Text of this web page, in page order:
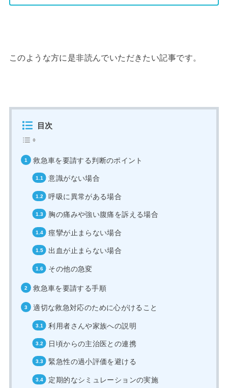
このような方に是非読んでいただきたい記事です。
目次
救急車を要請する判断のポイント
意識がない場合
呼吸に異常がある場合
胸の痛みや強い腹痛を訴える場合
痙攣が止まらない場合
出血が止まらない場合
その他の急変
救急車を要請する手順
適切な救急対応のために心がけること
利用者さんや家族への説明
日頃からの主治医との連携
緊急性の過小評価を避ける
定期的なシミュレーションの実施